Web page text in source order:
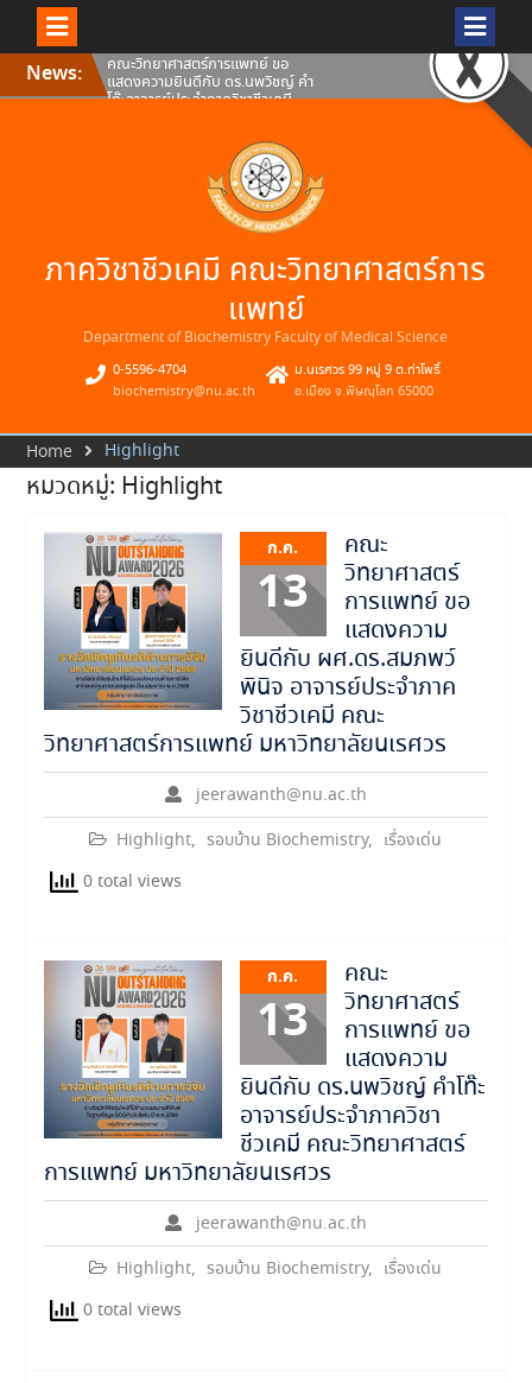
Skip
content
News:
มหาวิทยาลัยนเรศวร
คณะวิทยาศาสตร์การแพทย์
มหาวิทยาลัยนเรศวร ขอแสดงความ
วิทยาศาสตร์การแพทย์
คณะวิทยาศาสตร์การแพทย์ ขอ
แสดงความยินดีกับ ผศ.ดร.สมภพว์
พินิจ อาจารย์ประจำภาควิชาชีวเคมี
คณะวิทยาศาสตร์การแพทย์
ภาควิชาชีวเคมี คณะวิทยาศาสตร์การ
แพทย์
Department of Biochemistry Faculty of Medical Science
0-5596-4704
biochemistry@nu.ac.th
ม.นเรศวร 99 หมู่ 9 ต.ท่าโพธิ์
อ.เมือง จ.พิษณุโลก 65000
Home Highlight
หมวดหมู่: Highlight
ก.ค.
13
คณะ
วิทยาศาสตร์
การแพทย์ ขอ
แสดงความ
ยินดีกับ ผศ.ดร.สมภพว์
พินิจ อาจารย์ประจำภาค
วิชาชีวเคมี คณะ
วิทยาศาสตร์การแพทย์ มหาวิทยาลัยนเรศวร
jeerawanth@nu.ac.th
Highlight, รอบบ้าน Biochemistry, เรื่องเด่น
0 total views
ก.ค.
13
คณะ
วิทยาศาสตร์
การแพทย์ ขอ
แสดงความ
ยินดีกับ ดร.นพวิชญ์ คำโท๊ะ
อาจารย์ประจำภาควิชา
ชีวเคมี คณะวิทยาศาสตร์
การแพทย์ มหาวิทยาลัยนเรศวร
jeerawanth@nu.ac.th
Highlight, รอบบ้าน Biochemistry, เรื่องเด่น
0 total views